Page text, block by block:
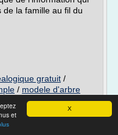
X
et
la famille au fil du
gratuit /
/ modele d'arbre
genealogique avec
logiciel d'arbre